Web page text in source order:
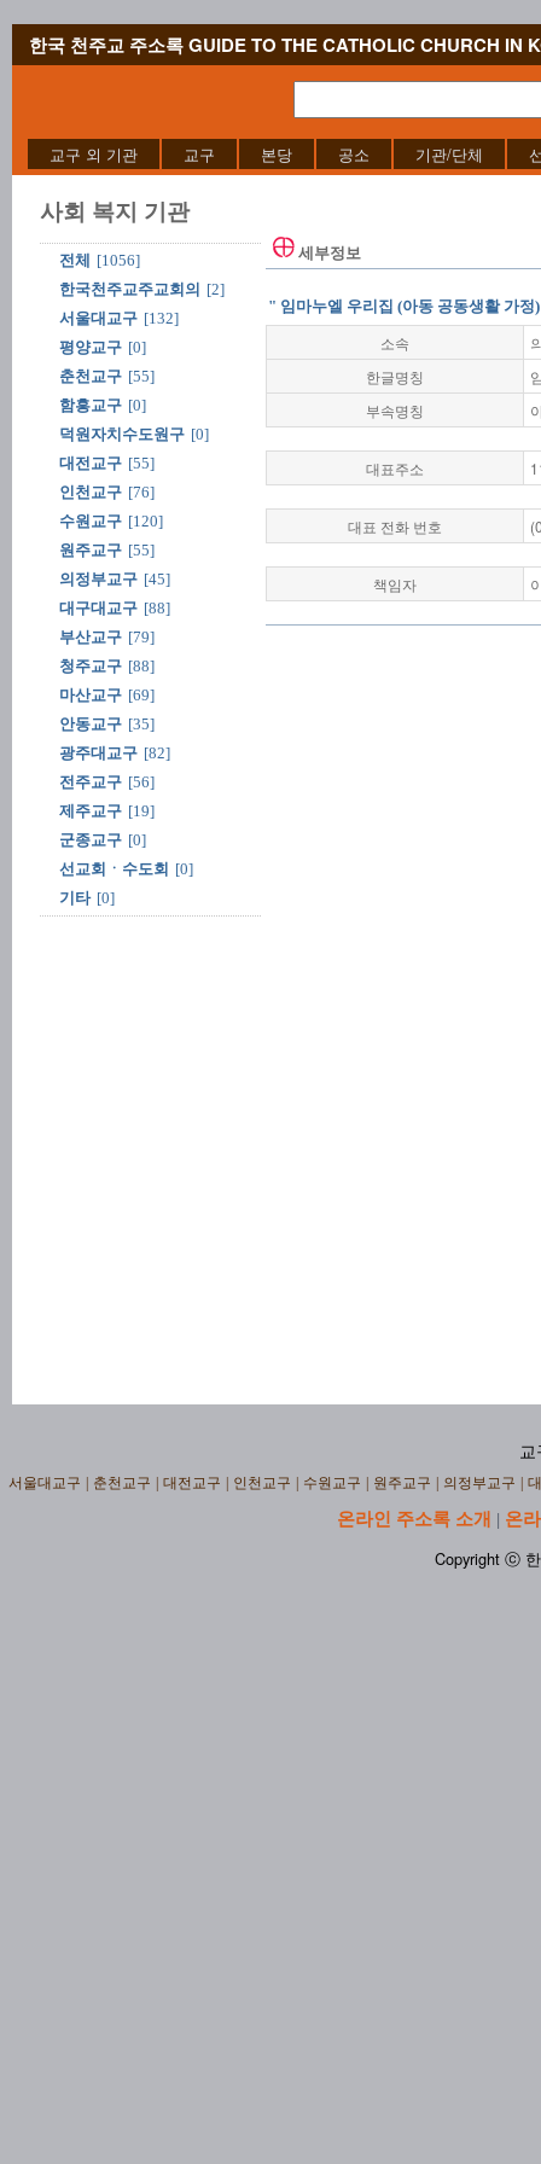
한국 천주교 주소록 GUIDE TO THE CATHOLIC CHURCH IN
교구 외 기관 교구 본당 공소 기관/단체
사회 복지 기관
전체
[1056]
한국천주교주교회의 [2]
서울대교구 [132]
평양교구 [0]
춘천교구 [55]
함흥교구 [0]
덕원자치수도원구 [0]
대전교구 [55]
인천교구 [76]
수원교구 [120]
원주교구 [55]
의정부교구 [45]
대구대교구 [88]
부산교구 [79]
청주교구 [88]
마산교구 [69]
안동교구 [35]
광주대교구 [82]
전주교구 [56]
제주교구 [19]
군종교구 [0]
선교회ㆍ수도회 [0]
기타 [0]
세부정보
" 임마누엘 우리집 (아동 공동생활 가정
소속
한글명칭
부속명칭
대표주소
대표 전화 번호
책임자
교
서울대교구 춘천교구 대전교구 인천교구 수원교구 원주교구 의정부교구
온라인 주소록 소개 | 온
Copyright ⓒ